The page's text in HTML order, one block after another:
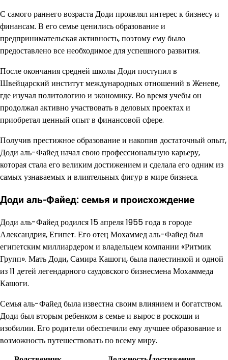
С самого раннего возраста Доди проявлял интерес к бизнесу и
финансам. В его семье ценились образование и
предпринимательская активность, поэтому ему было
предоставлено все необходимое для успешного развития.
После окончания средней школы Доди поступил в
Швейцарский институт международных отношений в Женеве,
где изучал политологию и экономику. Во время учебы он
продолжал активно участвовать в деловых проектах и
приобретал ценный опыт в финансовой сфере.
Получив престижное образование и накопив достаточный опыт,
Доди аль-Файед начал свою профессиональную карьеру,
которая стала его великим достижением и сделала его одним из
самых узнаваемых и влиятельных фигур в мире бизнеса.
Доди аль-Файед: семья и происхождение
Доди аль-Файед родился 15 апреля 1955 года в городе
Александрия, Египет. Его отец Мохаммед аль-Файед был
египетским миллиардером и владельцем компании «Ритмик
Групп». Мать Доди, Самира Кашоги, была палестинкой и одной
из 11 детей легендарного саудовского бизнесмена Мохаммеда
Кашоги.
Семья аль-Файед была известна своим влиянием и богатством.
Доди был вторым ребенком в семье и вырос в роскоши и
изобилии. Его родители обеспечили ему лучшее образование и
возможность путешествовать по всему миру.